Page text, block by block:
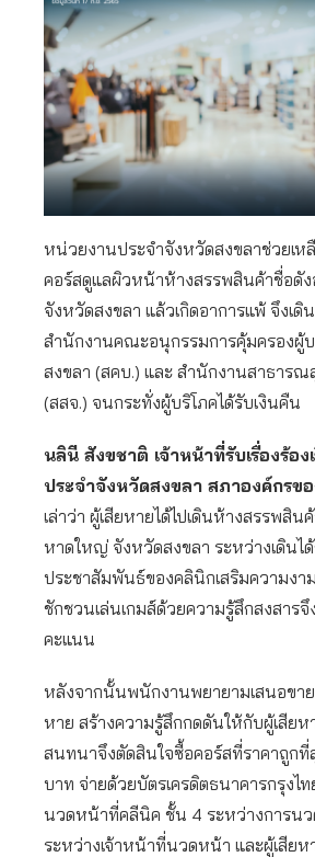
หน่วยงานประจำจังหวัดสงขลาช่วยเห
คอร์สดูแลผิวหน้าห้างสรรพสินค้าชื่อดั
จังหวัดสงขลา แล้วเกิดอาการแพ้ จึงเดิ
สำนักงานคณะอนุกรรมการคุ้มครองผู้
สงขลา (สคบ.) และ สำนักงานสาธารณ
(สสจ.) จนกระทั่งผู้บริโภคได้รับเงินคืน
นลินี สังขชาติ เจ้าหน้าที่รับเรื่องร้อ
ประจำจังหวัดสงขลา สภาองค์กรข
เล่าว่า ผู้เสียหายได้ไปเดินห้างสรรพสิน
หาดใหญ่ จังหวัดสงขลา ระหว่างเดินไ
ประชาสัมพันธ์ของคลินิกเสริมความง
ชักชวนเล่นเกมส์ด้วยความรู้สึกสงสารจึ
คะแนน
หลังจากนั้นพนักงานพยายามเสนอขาย
หาย สร้างความรู้สึกกดดันให้กับผู้เสีย
สนทนาจึงตัดสินใจซื้อคอร์สที่ราคาถูกที่
บาท จ่ายด้วยบัตรเครดิตธนาคารกรุงไท
นวดหน้าที่คลีนิค ชั้น 4 ระหว่างการน
ระหว่างเจ้าหน้าที่นวดหน้า และผู้เสียห